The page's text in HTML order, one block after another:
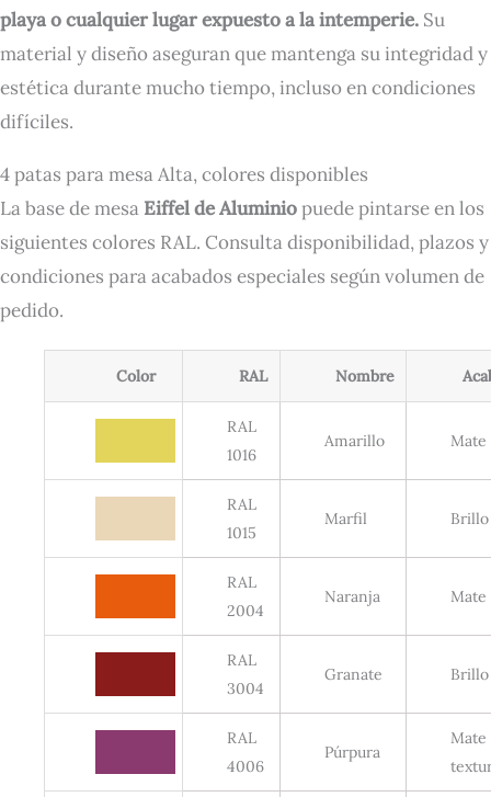
playa o cualquier lugar expuesto a la intemperie. Su
material y diseño aseguran que mantenga su integridad y
estética durante mucho tiempo, incluso en condiciones
difíciles.
4 patas para mesa Alta, colores disponibles
La base de mesa Eiffel de Aluminiopuede pintarse en los
siguientes colores RAL. Consulta disponibilidad, plazos y
condiciones para acabados especiales según volumen de
pedido.
Color RAL Nombre
RAL
1016
Amarillo Mate
RAL
1015
Marfil Brillo
RAL
2004
Naranja Mate
RAL
3004
Granate Brillo
RAL
4006
Púrpura
Mate